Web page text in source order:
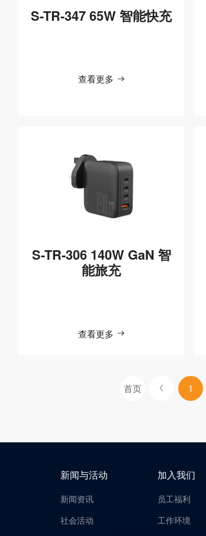
S-TR-347 65W 智能快充
查看更多
S-TR-306 140W GaN 智
能旅充
查看更多
首页 1
新闻与活动
新闻资讯
社会活动
加入我们
员工福利
工作环境